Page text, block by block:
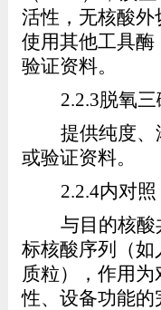
活性，无核酸外
使用其他工具
验证资料。
2.2.3脱氧
提供纯度、
或验证资料。
2.2.4内对照
与目的核酸
标核酸序列（
质粒），作用
性、设备功能